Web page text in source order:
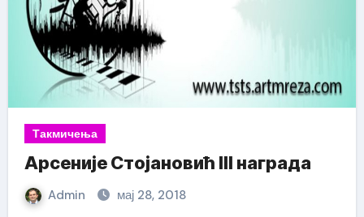
Такмичења
Арсеније Стојановић III награда
Admin мај 28, 2018